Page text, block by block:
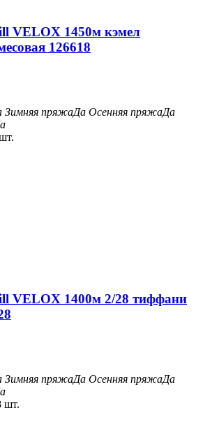
VELOX 1450м кэмел
126618
Зимняя пряжаДа Осенняя пряжаДа
VELOX 1400м 2/28 тиффани
Зимняя пряжаДа Осенняя пряжаДа
шт.